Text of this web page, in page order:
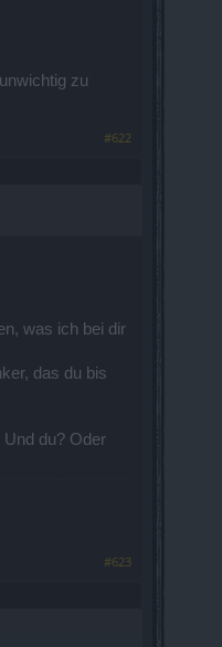
zu
#622
was ich bei dir
das du bis
du? Oder
#623